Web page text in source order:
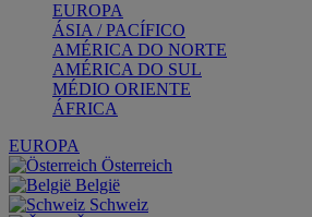
EUROPA
ÁSIA / PACÍFICO
AMÉRICA DO NORTE
AMÉRICA DO SUL
MÉDIO ORIENTE
ÁFRICA
EUROPA
Österreich
België
Schweiz